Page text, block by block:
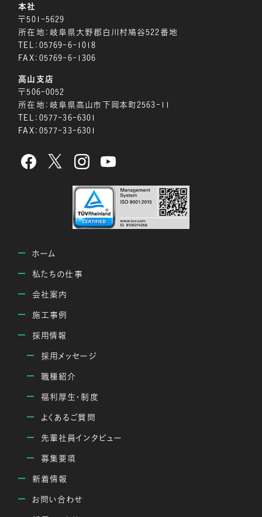
本社
〒501-5629
所在地：岐阜県大野郡白川村鳩谷522番地
TEL： 05769-6-1018
FAX：05769-6-1306
高山支店
〒506-0052
所在地：岐阜県高山市下岡本町2563-11
TEL： 0577-36-6301
FAX：0577-33-6301
ホーム
私たちの仕事
会社案内
施工事例
採用情報
採用メッセージ
職種紹介
福利厚生・制度
よくあるご質問
先輩社員インタビュー
募集要項
新着情報
お問い合わせ